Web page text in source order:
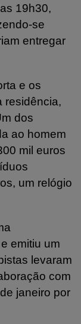
19h30,
se
entregar
e os
residência,
dos
ao homem
mil euros
um relógio
emitiu um
levaram
com
janeiro por